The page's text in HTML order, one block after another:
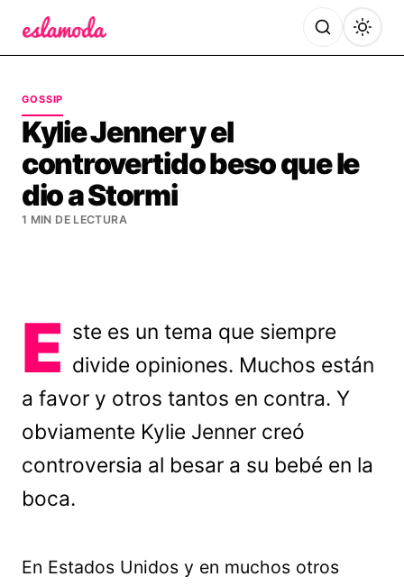
GOSSIP
Kylie Jenner y el
controvertido beso que le
dio a Stormi
1 MIN DE LECTURA
E ste es un tema que siempre
divide opiniones. Muchos están
a favor y otros tantos en contra. Y
obviamente Kylie Jenner creó
controversia al besar a su bebé en la
boca.
En Estados Unidos y en muchos otros